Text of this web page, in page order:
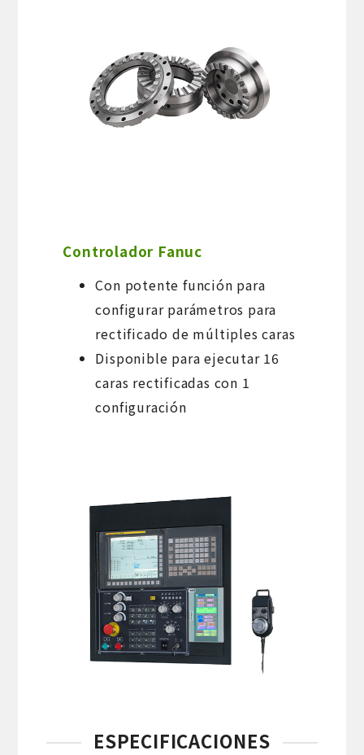
Controlador Fanuc
Con potente función para
configurar parámetros para
rectificado de múltiples caras
Disponible para ejecutar 16
caras rectificadas con 1
configuración
ESPECIFICACIONES